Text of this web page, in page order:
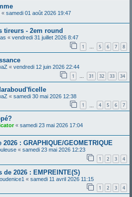
« samedi 01 août 2026 19:47
tireurs - 2em round
« vendredi 31 juillet 2026 8:47
1 … 5 6 7 8
« vendredi 12 juin 2026 22:44
1 … 31 32 33 34
« samedi 30 mai 2026 12:38
1 4 5 6 7
« samedi 23 mai 2026 17:04
: GRAPHIQUE/GEOMETRIQUE
« samedi 23 mai 2026 12:23
1 2 3 4
2026 : EMPREINTE(S)
« samedi 11 avril 2026 11:15
1 2 3 4